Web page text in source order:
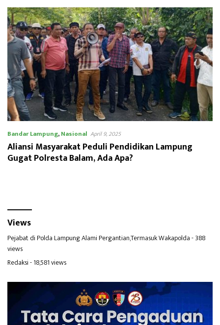
Bandar Lampung,Nasional April 9, 2025
Aliansi Masyarakat Peduli Pendidikan Lampung
Gugat Polresta Balam, Ada Apa?
Views
Pejabat di Polda Lampung Alami Pergantian,Termasuk Wakapolda- 388
views
Redaksi- 18,581 views